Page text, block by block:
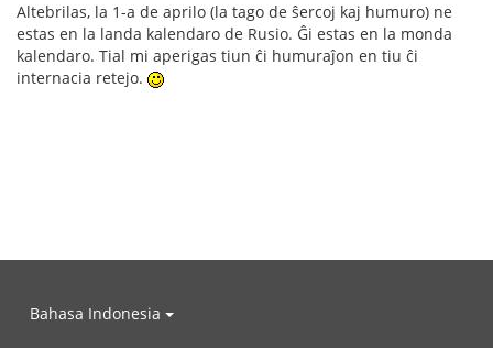
Altebrilas, la 1-a de aprilo (la tago de ŝercoj kaj humuro) ne
estas en la landa kalendaro de Rusio. Ĝi estas en la monda
kalendaro. Tial mi aperigas tiun ĉi humuraĵon en tiu ĉi
internacia retejo.
Bahasa Indonesia